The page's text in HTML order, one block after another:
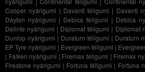
Cooper nyárigumi | Davanti téligumi | Davanti
Dayton nyárigumi | Debica téligumi | Debica
Delinte nyárigumi | Diplomat téligumi | Diplomat
Dunlop nyárigumi | Duraturn téligumi | Duraturn
EP Tyre nyárigumi | Evergreen téligumi |
| Falken nyárigumi | Firemax téligumi | Firemax
Firestone nyárigumi | Fortuna téligumi | Fortuna